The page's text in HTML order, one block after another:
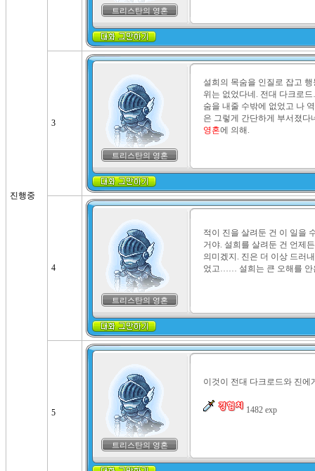
진행중
트리스탄의 영혼
3
트리스탄의 영혼
설희의 목숨을 인질로 잡고
위는 없었다네. 전대 다크로
숨을 내줄 수밖에 없었고 나
은 그렇게 간단하게 부서졌다
영혼에 의해.
4
트리스탄의 영혼
적이 진을 살려둔 건 이 일을
거야. 설희를 살려둔 건 언제
의미겠지. 진은 더 이상 드러
었고…… 설희는 큰 오해를 안
5
트리스탄의 영혼
이것이 전대 다크로드와 진에
1482 exp